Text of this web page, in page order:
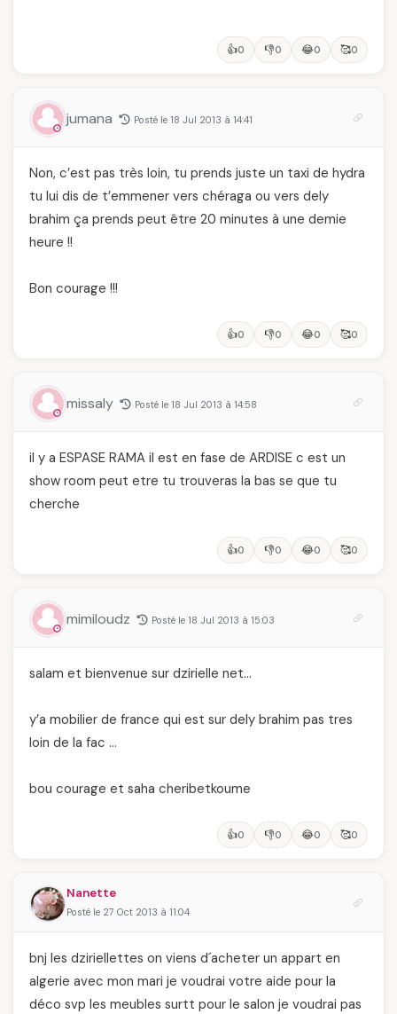
👍0 👎0 😂0 🥰0
jumana Posté le 18 Jul 2013 à 14:41
Non, c’est pas très loin, tu prends juste un taxi de hydra
tu lui dis de t’emmener vers chéraga ou vers dely
brahim ça prends peut être 20 minutes à une demie
heure !!
Bon courage !!!
👍0 👎0 😂0 🥰0
missaly Posté le 18 Jul 2013 à 14:58
il y a ESPASE RAMA il est en fase de ARDISE c est un
show room peut etre tu trouveras la bas se que tu
cherche
👍0 👎0 😂0 🥰0
mimiloudz Posté le 18 Jul 2013 à 15:03
salam et bienvenue sur dzirielle net…
y’a mobilier de france qui est sur dely brahim pas tres
loin de la fac …
bou courage et saha cheribetkoume
👍0 👎0 😂0 🥰0
Nanette
Posté le 27 Oct 2013 à 11:04
bnj les dziriellettes on viens d´acheter un appart en
algerie avec mon mari je voudrai votre aide pour la
déco svp les meubles surtt pour le salon je voudrai pas